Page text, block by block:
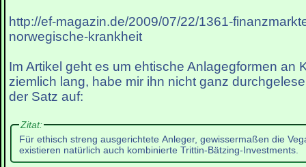
http://ef-magazin.de/2009/07/22/1361-
norwegische-krankheit
Im Artikel geht es um ehtische Anlagegformen an
ziemlich lang, habe mir ihn nicht ganz
der Satz auf:
Zitat:
Für ethisch streng ausgerichtete Anleger, gewissermaßen die
existieren natürlich auch kombinierte Trittin-Bätzing-Investments.